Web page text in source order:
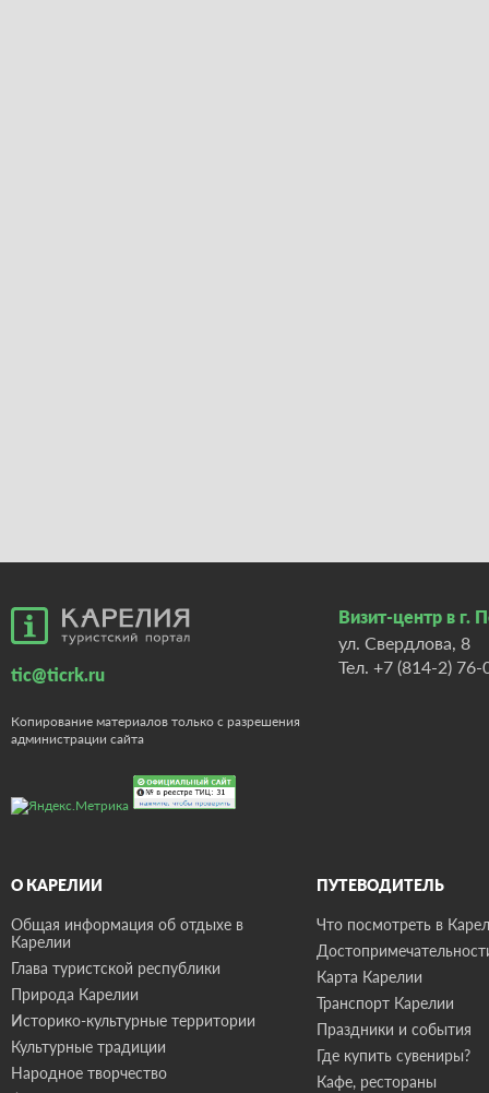
tic@ticrk.ru
Копирование материалов только с разрешения
администрации сайта
Визит-центр в г.
ул. Свердлова, 8
Тел. +7 (814-2) 76-
О КАРЕЛИИ
Общая информация об отдыхе в
Карелии
Глава туристской республики
Природа Карелии
Историко-культурные территории
Культурные традиции
Народное творчество
ПУТЕВОДИТЕЛЬ
Что посмотреть в
Карта Карелии
Транспорт Карелии
Праздники и события
Где купить сувениры?
Кафе, рестораны